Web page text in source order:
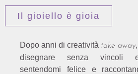
Il gioiello è gioia
Dopo anni di creatività take away
disegnare senza vincoli
sentendomi felice e